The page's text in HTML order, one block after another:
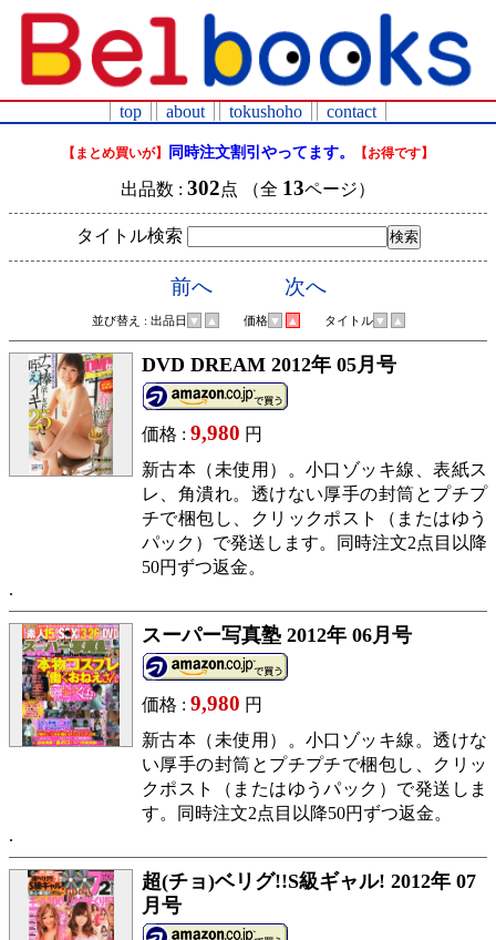
top about tokushoho contact
【まとめ買いが】 同時注文割引やってます。 【お得です】
出品数 : 302点 （全 13ページ）
タイトル検索
前へ 次へ
並び替え : 出品日 ▼ ▲ 価格 ▼ ▲ タイトル ▼ ▲
DVD DREAM 2012年 05月号
価格 : 9,980 円
新古本（未使用）。小口ゾッキ線、表紙ス
レ、角潰れ。透けない厚手の封筒とプチプ
チで梱包し、クリックポスト（またはゆう
パック）で発送します。同時注文2点目以降
50円ずつ返金。
スーパー写真塾 2012年 06月号
価格 : 9,980 円
新古本（未使用）。小口ゾッキ線。透けな
い厚手の封筒とプチプチで梱包し、クリッ
クポスト（またはゆうパック）で発送しま
す。同時注文2点目以降50円ずつ返金。
超(チョ)ベリグ!!S級ギャル! 2012年 07
月号